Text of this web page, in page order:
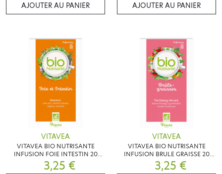
AJOUTER AU PANIER AJOUTER AU PANIER
VITAVEA
VITAVEA BIO NUTRISANTE
INFUSION FOIE INTESTIN 20
SACHETS
3,25 €
VITAVEA
VITAVEA BIO NUTRISANTE
INFUSION BRULE GRAISSE 20
SACHETS
3,25 €